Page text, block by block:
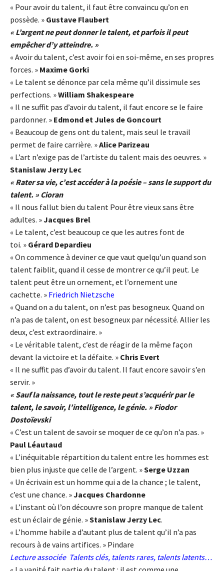
« Pour avoir du talent, il faut être convaincu qu’on en
possède. » Gustave Flaubert
« L’argent ne peut donner le talent, et parfois il peut
empêcher d’y atteindre. »
« Avoir du talent, c’est avoir foi en soi-même, en ses propres
forces. » Maxime Gorki
« Le talent se dénonce par cela même qu’il dissimule ses
perfections. »William Shakespeare
« Il ne suffit pas d’avoir du talent, il faut encore se le faire
pardonner. » Edmond et Jules de Goncourt
« Beaucoup de gens ont du talent, mais seul le travail
permet de faire carrière. »Alice Parizeau
« L’art n’exige pas de l’artiste du talent mais des oeuvres. »
Stanislaw Jerzy Lec
« Rater sa vie, c’est accéder à la poésie – sans le support du
talent. » Cioran
« Il nous fallut bien du talent Pour être vieux sans être
adultes. »Jacques Brel
« Le talent, c’est beaucoup ce que les autres font de
toi. » Gérard Depardieu
« On commence à deviner ce que vaut quelqu’un quand son
talent faiblit, quand il cesse de montrer ce qu’il peut. Le
talent peut être un ornement, et l’ornement une
cachette. » Friedrich Nietzsche
« Quand on a du talent, on n’est pas besogneux. Quand on
n’a pas de talent, on est besogneux par nécessité. Allier les
deux, c’est extraordinaire. »
« Le véritable talent, c’est de réagir de la même façon
devant la victoire et la défaite. » Chris Evert
« Il ne suffit pas d’avoir du talent. Il faut encore savoir s’en
servir. »
« Sauf la naissance, tout le reste peut s’acquérir par le
talent, le savoir, l’intelligence, le génie. » Fiodor
Dostoïevski
« C’est un talent de savoir se moquer de ce qu’on n’a pas. »
Paul Léautaud
« L’inéquitable répartition du talent entre les hommes est
bien plus injuste que celle de l’argent. »Serge Uzzan
« Un écrivain est un homme qui a de la chance ; le talent,
c’est une chance. »Jacques Chardonne
« L’instant où l’on découvre son propre manque de talent
est un éclair de génie. »Stanislaw Jerzy Lec.
« L’homme habile a d’autant plus de talent qu’il n’a pas
recours à de vains artifices. » Pindare
Lecture associée Talents clés, talents rares, talents latents…